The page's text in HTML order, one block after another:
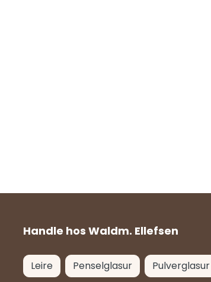
Handle hos Waldm. Ellefsen
Leire Penselglasur Pulverglasur